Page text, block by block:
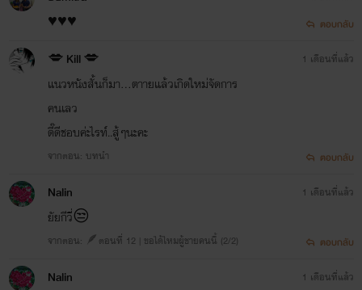
♥️♥️♥️
ตอบกลับ
💋 Kill 💋
แนวหนังสั้นก็มา...ตาายแล้วเกิดใหม่จัดการ
คนเลว
ดี๊ดีชอบค่ะไรท์..สู้ๆนะคะ
จากตอน: บทนำ
1 เดือนที่แล้ว
ตอบกลับ
Nalin
ยัยกีวี่😒
จากตอน: 🪶ตอนที่ 12 | ขอได้ไหมผู้ชายคนนี้ (2/2)
1 เดือนที่แล้ว
ตอบกลับ
Nalin 1 เดือนที่แล้ว